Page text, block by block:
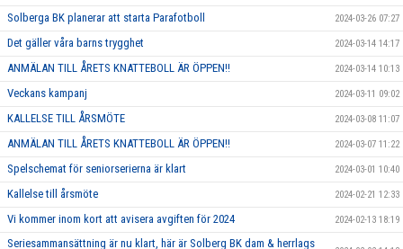
Solberga BK planerar att starta Parafotboll 2024-03-26 07:27
Det gäller våra barns trygghet 2024-03-14 14:17
ANMÄLAN TILL ÅRETS KNATTEBOLL ÄR ÖPPEN!! 2024-03-14 10:13
Veckans kampanj 2024-03-11 09:02
KALLELSE TILL ÅRSMÖTE 2024-03-08 11:07
ANMÄLAN TILL ÅRETS KNATTEBOLL ÄR ÖPPEN!! 2024-03-07 11:22
Spelschemat för seniorserierna är klart 2024-03-01 10:40
Kallelse till årsmöte 2024-02-21 12:33
Vi kommer inom kort att avisera avgiften för 2024 2024-02-13 18:19
Seriesammansättning är nu klart, här är Solberg BK dam & herrlags